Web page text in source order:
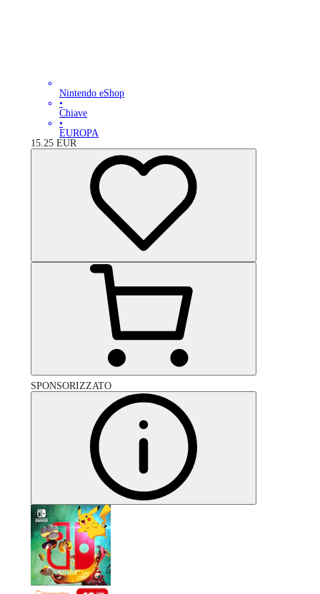
Nintendo eShop
•
Chiave
•
EUROPA
15.25 EUR
SPONSORIZZATO